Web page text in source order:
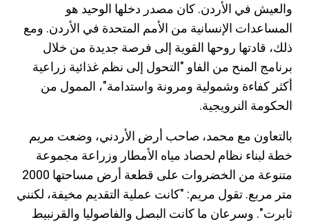
والعيش في الأردن. كان مصدر دخلها الوحيد هو
المساعدات الإنسانية من الأمم المتحدة في الأردن. ومع
ذلك، قادتها روحها القوية إلى فرصة جديدة من خلال
برنامج المنح من الفاو "التحول إلى نظم غذائية زراعية
أكثر كفاءة وشمولية ومرونة واستدامة"، الممول من
الحكومة النرويجية.
بالتعاون مع محمد، صاحب أرض الأردني، وضعت مريم
خطة لبناء نظام لحصاد مياه الأمطار وزراعة مجموعة
متنوعة من الخضروات على قطعة أرض مساحتها 2000
متر مربع. تقول مريم: "كانت عملية التقديم مخيفة، لكنني
ثابرت". وسرعان ما كانت البصل والفاصوليا والقرنبيط